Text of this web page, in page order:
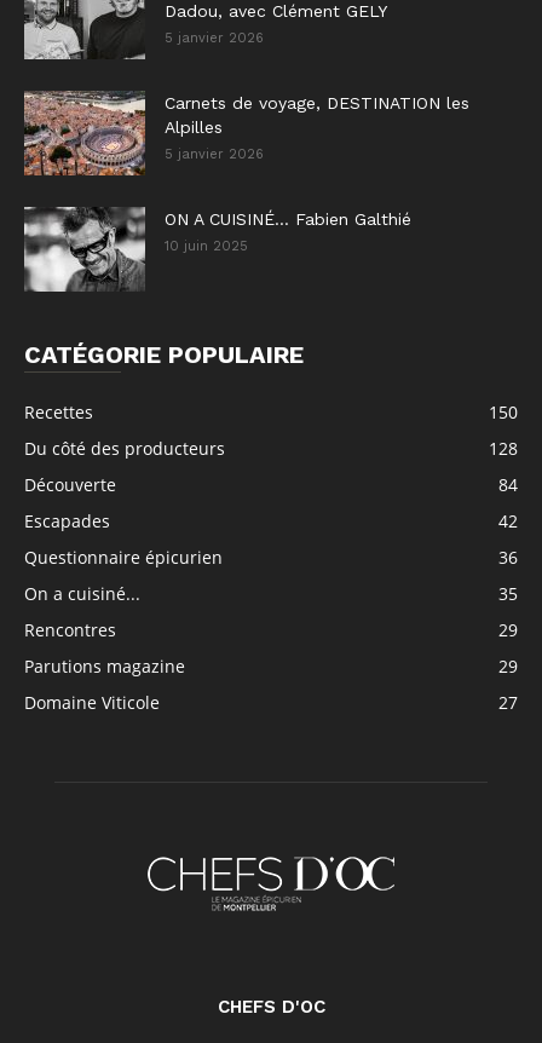
Dadou, avec Clément GELY
5 janvier 2026
Carnets de voyage, DESTINATION les
Alpilles
5 janvier 2026
ON A CUISINÉ… Fabien Galthié
10 juin 2025
CATÉGORIE POPULAIRE
Recettes
150
Du côté des producteurs
128
Découverte
84
Escapades
42
Questionnaire épicurien
36
On a cuisiné...
35
Rencontres
29
Parutions magazine
29
Domaine Viticole
27
CHEFS D'OC